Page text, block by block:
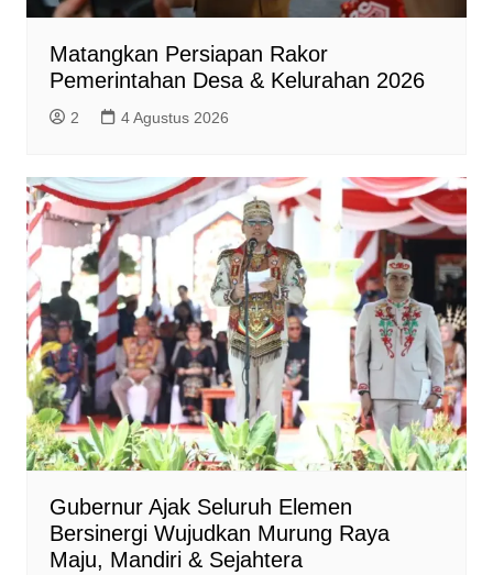
Matangkan Persiapan Rakor
Pemerintahan Desa & Kelurahan 2026
2 4 Agustus 2026
Gubernur Ajak Seluruh Elemen
Bersinergi Wujudkan Murung Raya
Maju, Mandiri & Sejahtera